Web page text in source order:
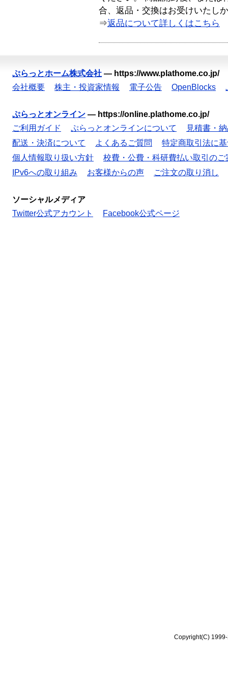
合、返品・交換はお受けいたし
⇒返品について詳しくはこちら
ぷらっとホーム株式会社 — https://www.plathome.co.jp/
会社概要
株主・投資家情報 電子公告 OpenBlocks
ぷらっとオンライン — https://online.plathome.co.jp/
ご利用ガイド
ぷらっとオンラインについて
見積書・
配送・決済について
よくあるご質問
特定商取引法に
個人情報取り扱い方針
校費・公費・科研費払い取引のご
IPv6への取り組み
お客様からの声 ご注文の取り消し
ソーシャルメディア
Twitter公式アカウント
Facebook公式ページ
Copyright(C)